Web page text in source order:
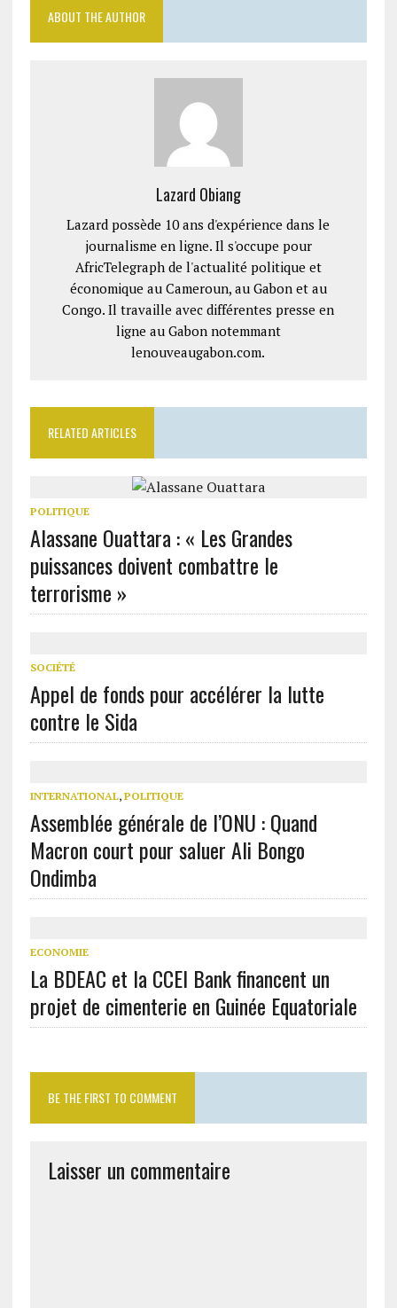
ABOUT THE AUTHOR
Lazard Obiang
Lazard possède 10 ans d'expérience dans le
journalisme en ligne. Il s'occupe pour
AfricTelegraph de l'actualité politique et
économique au Cameroun, au Gabon et au
Congo. Il travaille avec différentes presse en
ligne au Gabon notemmant
lenouveaugabon.com.
RELATED ARTICLES
POLITIQUE
Alassane Ouattara : « Les Grandes
puissances doivent combattre le
terrorisme »
SOCIÉTÉ
Appel de fonds pour accélérer la lutte
contre le Sida
INTERNATIONAL, POLITIQUE
Assemblée générale de l’ONU : Quand
Macron court pour saluer Ali Bongo
Ondimba
ECONOMIE
La BDEAC et la CCEI Bank financent un
projet de cimenterie en Guinée Equatoriale
BE THE FIRST TO COMMENT
Laisser un commentaire